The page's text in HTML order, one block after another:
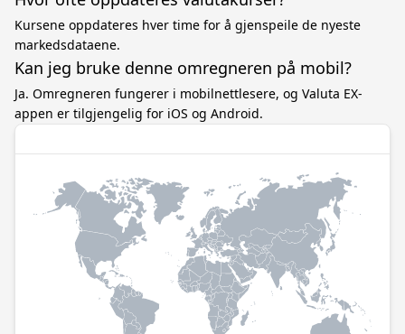
Kursene oppdateres hver time for å gjenspeile de nyeste
markedsdataene.
Kan jeg bruke denne omregneren på mobil?
Ja. Omregneren fungerer i mobilnettlesere, og Valuta EX-
appen er tilgjengelig for iOS og Android.